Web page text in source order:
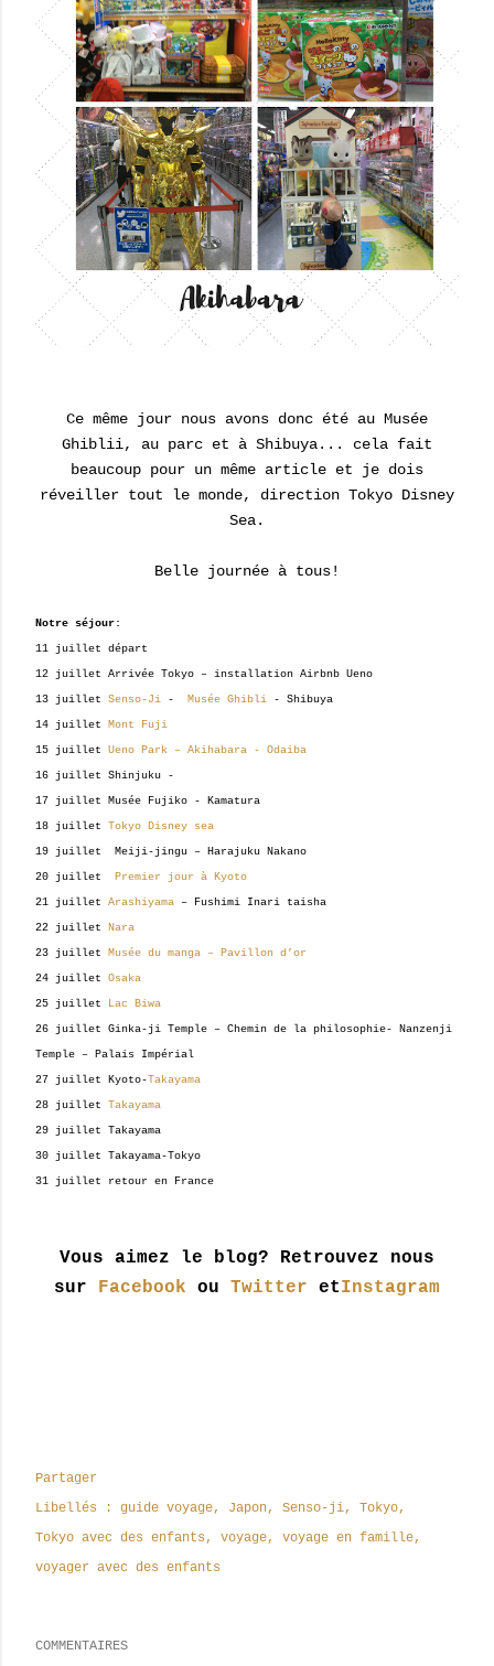
Ce même jour nous avons donc été au Musée
Ghiblii, au parc et à Shibuya... cela fait
beaucoup pour un même article et je dois
réveiller tout le monde, direction Tokyo Disney
Sea.
Belle journée à tous!
Notre séjour:
11 juillet départ
12 juillet Arrivée Tokyo – installation Airbnb Ueno
13 juillet Senso-Ji - Musée Ghibli - Shibuya
14 juillet Mont Fuji
15 juillet Ueno Park – Akihabara - Odaiba
16 juillet Shinjuku -
17 juillet Musée Fujiko - Kamatura
18 juillet Tokyo Disney sea
19 juillet Meiji-jingu – Harajuku Nakano
20 juillet Premier jour à Kyoto
21 juillet Arashiyama – Fushimi Inari taisha
22 juillet Nara
23 juillet Musée du manga – Pavillon d’or
24 juillet Osaka
25 juillet Lac Biwa
26 juillet Ginka-ji Temple – Chemin de la philosophie- Nanzenji
Temple – Palais Impérial
27 juillet Kyoto-Takayama
28 juillet Takayama
29 juillet Takayama
30 juillet Takayama-Tokyo
31 juillet retour en France
Vous aimez le blog? Retrouvez nous
sur Facebook ou Twitter etInstagram
Partager
Libellés :
guide voyage Japon Senso-ji
Tokyo
Tokyo avec des enfants
voyage
voyage en famille
voyager avec des enfants
COMMENTAIRES